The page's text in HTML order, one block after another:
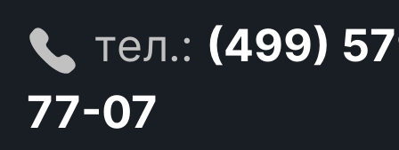
тел.: (499)
77-07